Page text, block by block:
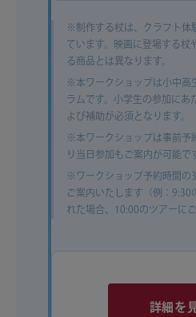
※制作する杖は、クラフト体
ています。映画に登場する杖
る商品とは異なります。
※本ワークショップは小中高
ラムです。小学生の参加にあ
よび補助が必須となります。
※本ワークショップは事前予
り当日参加もご案内が可能で
※ワークショップ予約時間の
ご案内いたします（例：
れた場合、10:00のツアーに
詳細を